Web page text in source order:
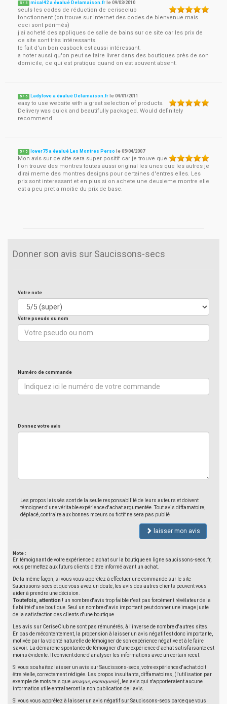
5 / 5 mical42 a évalué Delamaison.fr le09/03/2010
seuls les codes de réduction de ceriseclub
fonctionnent (on trouve sur internet des codes de bienvenue mais
ceci sont périmés)
j'ai acheté des appliques de salle de bains sur ce site car les prix de
ce site sont très intéressants.
le fait d'un bon casback est aussi intéressant.
a noter aussi qu'on peut se faire livrer dans des boutiques près de son
domicile, ce qui est pratique quand on est souvent absent.
5 / 5 Ladylove a évalué Delamaison.fr le04/01/2011
easy to use website with a great selection of products.
Delivery was quick and beautifully packaged. Would definitely
recommend
5 / 5 lover75 a évalué Les Montres Perso le05/04/2007
Mon avis sur ce site sera super positif car je trouve que
l'on trouve des montres toutes aussi original les unes que les autres je
dirai meme des montres designs pour certaines d'entres elles. Les
prix sont interessant et en plus si on achete une deuxieme montre elle
est a peu pret a moitie du prix de base.
Donner son avis sur Saucissons-secs
Votre note
Votre pseudo ou nom
Numéro de commande
Donnez votre avis
Les propos laissés sont de la seule responsabilité de leurs auteurs et doivent
témoigner d'une véritable expérience d'achat argumentée. Tout avis diffamatoire,
déplacé, contraire aux bonnes moeurs ou fictif ne sera pas publié
laisser mon avis
Note :
En témoignant de votre expérience d'achat sur la boutique en ligne saucissons-secs.fr,
vous permettez aux futurs clients d'être informé avant un achat.
De la même façon, si vous vous apprêtez à effectuer une commande sur le site
Saucissons-secs et que vous avez un doute, les avis des autres clients peuvent vous
aider à prendre une décision.
Toutefois, attention ! un nombre d'avis trop faible n'est pas forcément révélateur de la
fiabilité d'une boutique. Seul un nombre d'avis important peut donner une image juste
de la satisfaction des clients d'une boutique.
Les avis sur CeriseClub ne sont pas rémunérés, à l'inverse de nombre d'autres sites.
En cas de mécontentement, la propension à laisser un avis négatif est donc importante,
motivée par la volonté naturelle de témoigner de son expérience négative et à le faire
savoir. La démarche spontanée de témoigner d'une expérience d'achat satisfaisante est
moins évidente. Il convient donc d'analyser les informations avec un certain recul.
Si vous souhaitez laisser un avis sur Saucissons-secs, votre expérience d'achat doit
être réelle, correctement rédigée. Les propos insultants, diffamatoires, (l'utilisation par
exemple de mots tels que arnaque, escroquerie), les avis qui n'apporteraient aucune
information utile entraîneront la non publication de l'avis.
Si vous vous apprêtez à laisser un avis négatif sur Saucissons-secs parce que vous